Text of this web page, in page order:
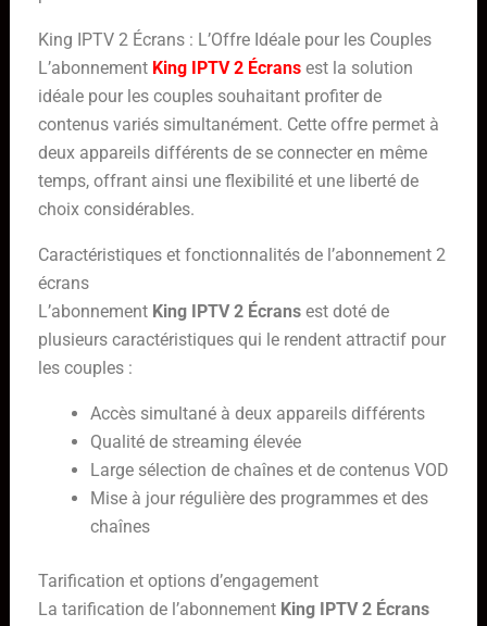
King IPTV 2 Écrans : L’Offre Idéale pour les Couples
L’abonnement King IPTV 2 Écransest la solution
idéale pour les couples souhaitant profiter de
contenus variés simultanément. Cette offre permet à
deux appareils différents de se connecter en même
temps, offrant ainsi une flexibilité et une liberté de
choix considérables.
Caractéristiques et fonctionnalités de l’abonnement 2
écrans
L’abonnement King IPTV 2 Écransest doté de
plusieurs caractéristiques qui le rendent attractif pour
les couples :
Accès simultané à deux appareils différents
Qualité de streaming élevée
Large sélection de chaînes et de contenus VOD
Mise à jour régulière des programmes et des
chaînes
Tarification et options d’engagement
La tarification de l’abonnement King IPTV 2 Écrans